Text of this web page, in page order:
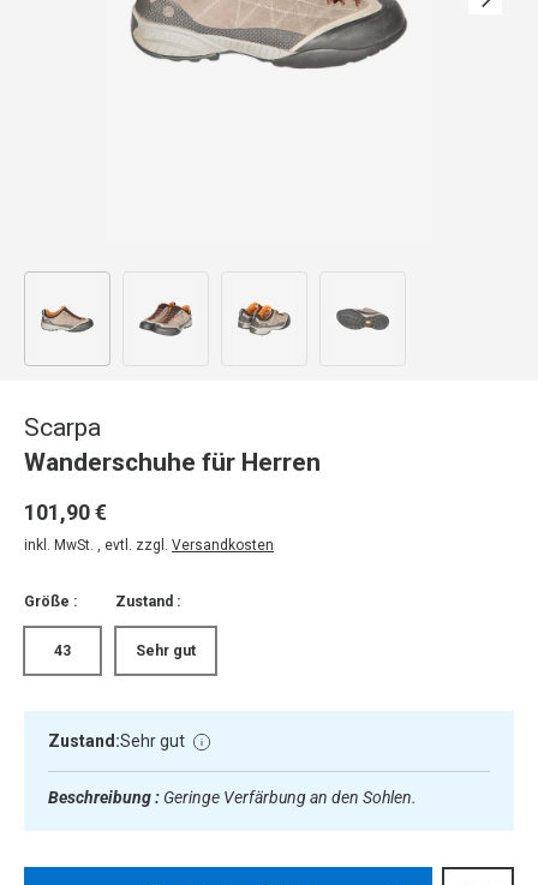
Bild 1 in Galerieansicht laden
Scarpa
Wanderschuhe für Herren
101,90 €
inkl. MwSt. , evtl. zzgl. Versandkosten
Größe :
43
Zustand :
Sehr gut
Zustand:Sehr gut
Beschreibung : Geringe Verfärbung an den Sohlen.